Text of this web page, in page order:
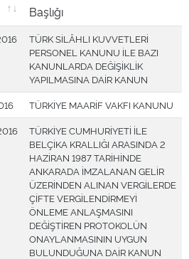
Başlığı
TÜRK SİLÂHLI KUVVETLERİ
PERSONEL KANUNU İLE BAZI
KANUNLARDA DEĞİŞİKLİK
YAPILMASINA DAİR KANUN
TÜRKİYE MAARİF VAKFI KANUNU
TÜRKİYE CUMHURİYETİ İLE
BELÇİKA KRALLIĞI ARASINDA 2
HAZİRAN 1987 TARİHİNDE
ANKARADA İMZALANAN GELİR
ÜZERİNDEN ALINAN VERGİLERDE
ÇİFTE VERGİLENDİRMEYİ
ÖNLEME ANLAŞMASINI
DEĞİŞTİREN PROTOKOLÜN
ONAYLANMASININ UYGUN
BULUNDUĞUNA DAİR KANUN